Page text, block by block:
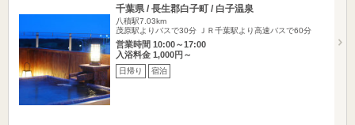
千葉県 / 長生郡白子町 / 白子温泉
八積駅7.03km
茂原駅よりバスで30分 ＪＲ千葉駅より高速バスで60分
営業時間 10:00～17:00
入浴料金 1,000円～
日帰り 宿泊